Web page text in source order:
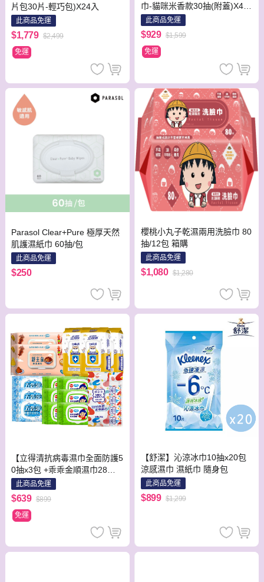
片包30片-輕巧包)X24入
此商品免運
$1,779 $2,499
免運
巾-貓咪米香款30抽(附蓋)X48
包此商品免運
$929 $1,599
免運
Parasol Clear+Pure 極厚天然
肌護濕紙巾 60抽/包
此商品免運
$250
櫻桃小丸子乾濕兩用洗臉巾 80
抽/12包 箱購
此商品免運
$1,080 $1,280
【立得清抗病毒濕巾全面防護5
0抽x3包 +乖乖金順濕巾28抽x
6包 +舒主金濕紙巾80抽x 2包
+五告涼濕巾x3包+雅姿美濕巾
(8抽8包) x2袋】
此商品免運
$639 $899
免運
【舒潔】沁涼冰巾10抽x20包
涼感濕巾 濕紙巾 隨身包
此商品免運
$899 $1,299